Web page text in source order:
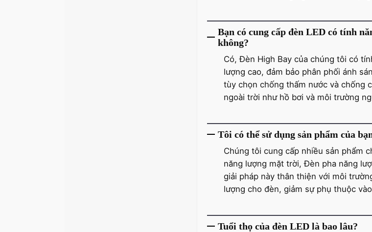
Bạn có cung cấp đèn LED có tính
không?
Có, Đèn High Bay của chúng tôi có
lượng cao, đảm bảo phân phối ánh
tùy chọn chống thấm nước và chống
ngoài trời như hồ bơi và môi trường
Tôi có thể sử dụng sản phẩm của
Chúng tôi cung cấp nhiều sản phẩm
năng lượng mặt trời, Đèn pha năng
giải pháp này thân thiện với môi
lượng cho đèn, giảm sự phụ thuộc
Tuổi thọ của đèn LED là bao lâu?